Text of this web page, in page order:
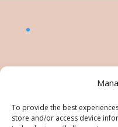
To provide the best
store and/or access device